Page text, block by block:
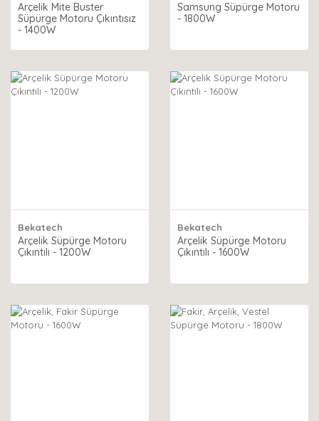
Arçelik Mite Buster
Süpürge Motoru Çıkıntısız
- 1400W
Samsung Süpürge Motoru
- 1800W
Bekatech
Arçelik Süpürge Motoru
Çıkıntılı - 1200W
Bekatech
Arçelik Süpürge Motoru
Çıkıntılı - 1600W